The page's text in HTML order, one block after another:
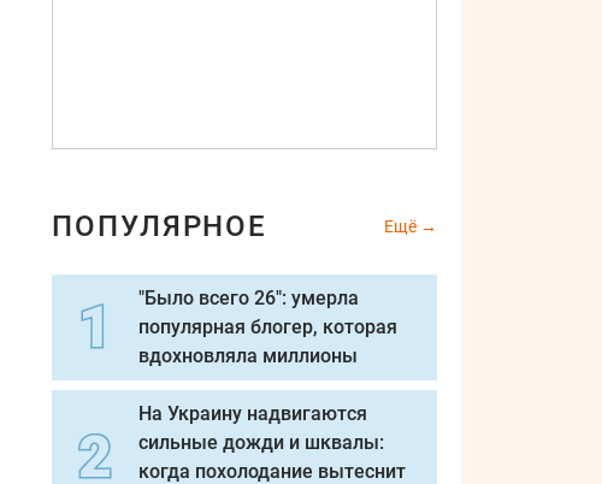
ПОПУЛЯРНОЕ Ещё
"Было всего 26": умерла
популярная блогер, которая
вдохновляла миллионы
На Украину надвигаются
сильные дожди и шквалы:
когда похолодание вытеснит